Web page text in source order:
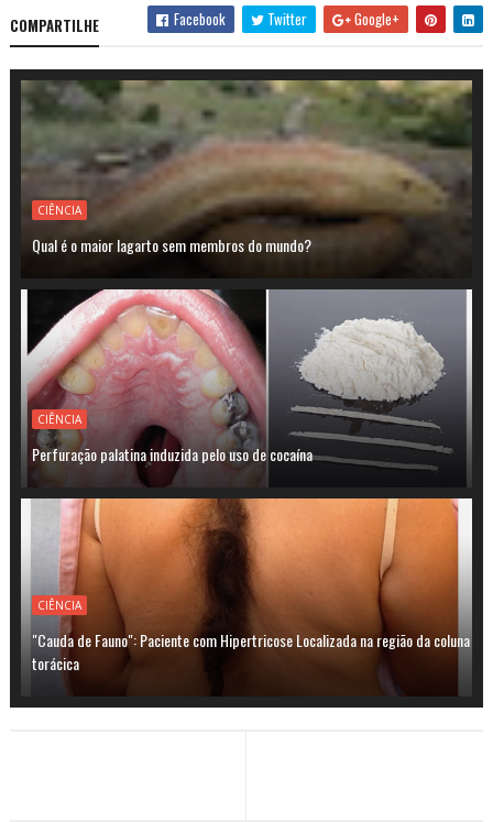
COMPARTILHE Facebook Twitter Google+
CIÊNCIA
Qual é o maior lagarto sem membros do mundo?
CIÊNCIA
Perfuração palatina induzida pelo uso de cocaína
CIÊNCIA
"Cauda de Fauno": Paciente com Hipertricose Localizada na região da coluna
torácica